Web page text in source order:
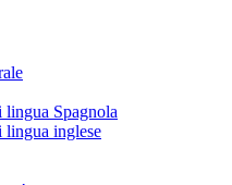
lingua Spagnola
lingua inglese